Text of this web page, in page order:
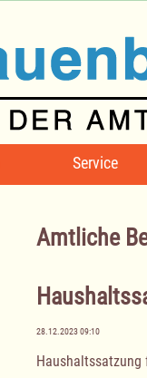
Service
Amtliche
28.12.2023 09:10